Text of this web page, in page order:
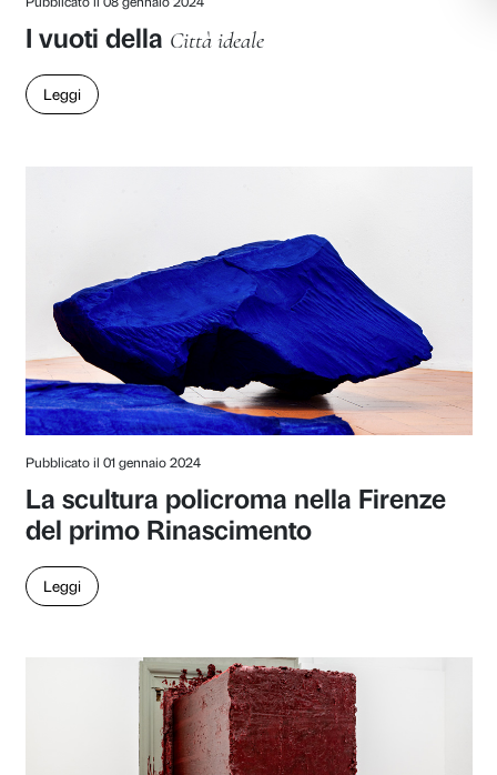
Pubblicato il 05 agosto 2024
Memorie, ricordi, tradizioni e
Pubblicato il 05 agosto 2024